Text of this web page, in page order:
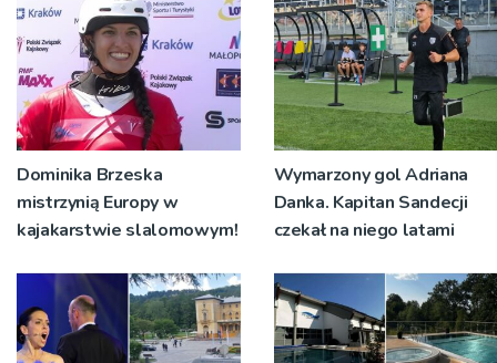
Dominika Brzeska
mistrzynią Europy w
kajakarstwie slalomowym!
Wymarzony gol Adriana
Danka. Kapitan Sandecji
czekał na niego latami